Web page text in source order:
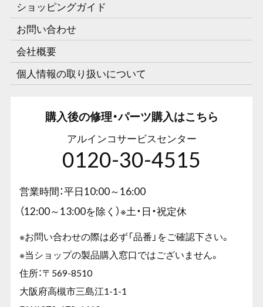
ショッピングガイド
お問い合わせ
会社概要
個人情報の取り扱いについて
購入後の修理・パーツ購入はこちら
アルインコサービスセンター
0120-30-4515
営業時間：平日10:00～16:00
（12:00～13:00を除く）※土・日・祝定休
※お問い合わせの際は必ず「品番」をご確認下さい。
※当ショップの製品購入窓口ではございません。
住所：〒569-8510
大阪府高槻市三島江1-1-1